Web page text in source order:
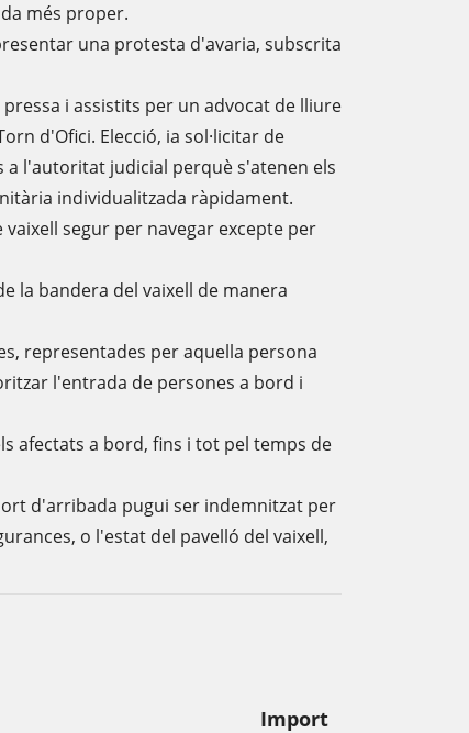
més proper.
una protesta d'avaria, subscrita
i assistits per un advocat de lliure
d'Ofici. Elecció, ia sol·licitar de
l'autoritat judicial perquè s'atenen els
individualitzada ràpidament.
segur per navegar excepte per
la bandera del vaixell de manera
representades per aquella persona
l'entrada de persones a bord i
afectats a bord, fins i tot pel temps de
d'arribada pugui ser indemnitzat per
o l'estat del pavelló del vaixell,
Import